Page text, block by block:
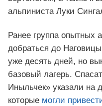
альпиниста Луки
Ранее группа опытных
добраться до
уже десять дней, но
базовый лагерь.
Иныльчек» указали на
которые могли